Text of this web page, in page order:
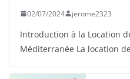
02/07/2024 jerome2323
Introduction à la Location
Méditerranée La location